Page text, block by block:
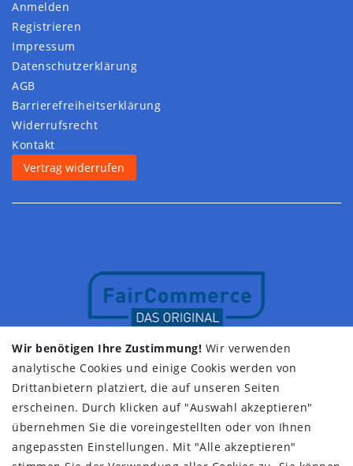
Anmelden
Registrieren
Impressum
Daten­schutz­erklärung
AGB
Barrierefreiheitserklärung
Widerrufs­recht
Kontakt
Vertrag widerrufen
Wir benötigen Ihre Zustimmung! Wir verwenden
analytische Cookies und einige Cookis werden von
Drittanbietern platziert, die auf unseren Seiten
erscheinen. Durch klicken auf "Auswahl akzeptieren"
übernehmen Sie die voreingestellten oder von Ihnen
angepassten Einstellungen. Mit "Alle akzeptieren"